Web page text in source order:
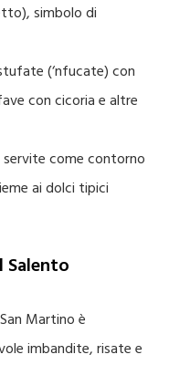
simbolo di
(‘nfucate) con
con cicoria e altre
servite come contorno
ai dolci tipici
Salento
Martino è
imbandite, risate e